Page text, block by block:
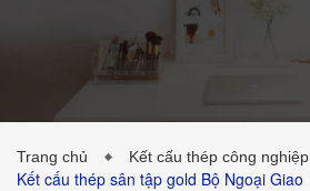
CÔNG TRÌNH ĐÃ THỰC HIỆN
Trang chủ Kết cấu thép công nghiệp
Kết cấu thép sân tập gold Bộ Ngoại Giao